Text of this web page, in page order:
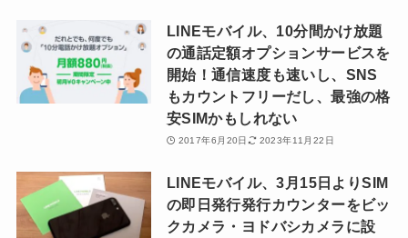
LINEモバイル、10分間かけ放題
の通話定額オプションサービスを
開始！通信速度も速いし、SNS
もカウントフリーだし、最強の格
安SIMかもしれない
2017年6月20日 2023年11月22日
LINEモバイル、3月15日よりSIM
の即日発行発行カウンターをビッ
クカメラ・ヨドバシカメラに設